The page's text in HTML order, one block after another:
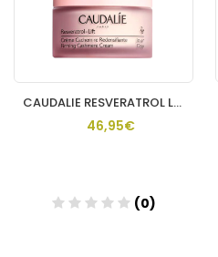
CAUDALIE RESVERATROL LIFT CREMA DE DIA CACHEMIRE
46,95€
(0)